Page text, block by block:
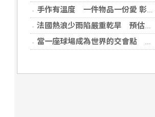
手作有溫度 一件物品一份愛 彰基義賣募集救命愛心
法國熱浪少雨陷嚴重乾旱 預估至10月氣溫仍高於正常
當一座球場成為世界的交會點 威廉瓊斯盃映照台灣籃球邁向國際的新起點